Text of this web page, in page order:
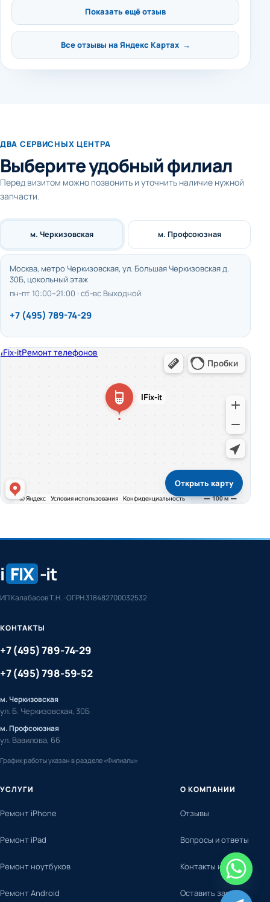
Показать ещё отзыв
Все отзывы на Яндекс Картах →
ДВА СЕРВИСНЫХ ЦЕНТРА
Выберите удобный филиал
Перед визитом можно позвонить и уточнить наличие нужной
запчасти.
м. Черкизовская
Москва, метро Черкизовская, ул. Большая Черкизовская д.
30Б, цокольный этаж
пн-пт 10:00–21:00 · сб-вс Выходной
+7 (495) 789-74-29
м. Профсоюзная
Открыть карту
i FIX -it
ИП Калабасов Т.Н. · ОГРН 318482700032532
УСЛУГИ
Ремонт iPhone
Ремонт iPad
Ремонт ноутбуков
Ремонт Android
О КОМПАНИИ
Отзывы
Вопросы и ответы
Контакты и адреса
Оставить заявку
КОНТАКТЫ
+7 (495) 789-74-29
+7 (495) 798-59-52
м. Черкизовская
ул. Б. Черкизовская, 30Б
м. Профсоюзная
ул. Вавилова, 66
График работы указан в разделе «Филиалы»